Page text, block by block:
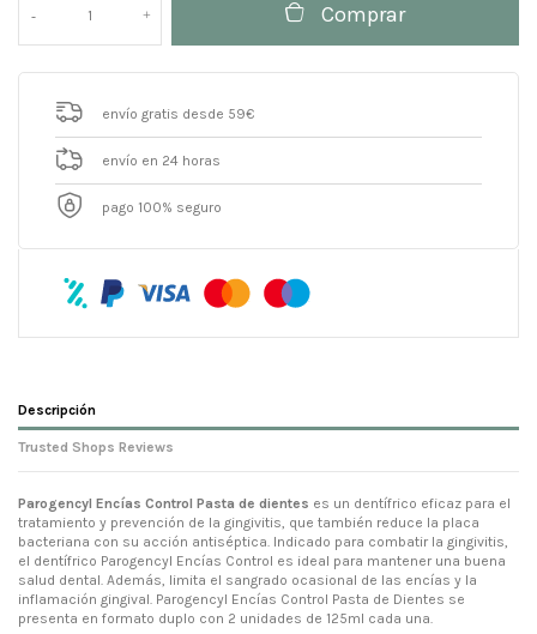
Comprar
envío gratis desde 59€
envío en 24 horas
pago 100% seguro
Descripción
Trusted Shops Reviews
Parogencyl Encías Control Pasta de dientes es un dentífrico eficaz para el
tratamiento y prevención de la gingivitis, que también reduce la placa
bacteriana con su acción antiséptica. Indicado para combatir la gingivitis,
el dentífrico Parogencyl Encías Control es ideal para mantener una buena
salud dental. Además, limita el sangrado ocasional de las encías y la
inflamación gingival. Parogencyl Encías Control Pasta de Dientes se
presenta en formato duplo con 2 unidades de 125ml cada una.